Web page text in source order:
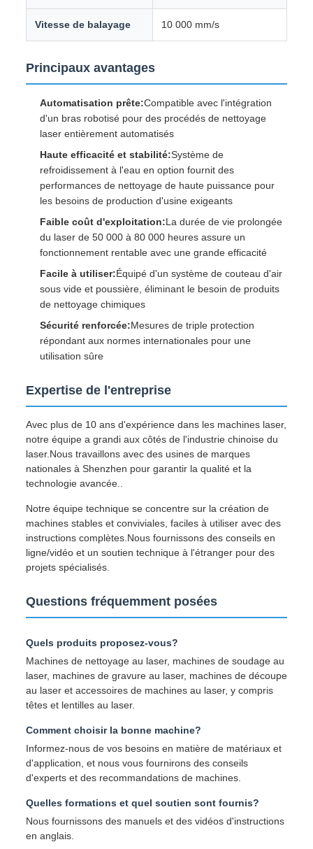
Vitesse de balayage 10 000 mm/s
Principaux avantages
Automatisation prête:Compatible avec l'intégration
d'un bras robotisé pour des procédés de nettoyage
laser entièrement automatisés
Haute efficacité et stabilité:Système de
refroidissement à l'eau en option fournit des
performances de nettoyage de haute puissance pour
les besoins de production d'usine exigeants
Faible coût d'exploitation:La durée de vie prolongée
du laser de 50 000 à 80 000 heures assure un
fonctionnement rentable avec une grande efficacité
Facile à utiliser:Équipé d'un système de couteau d'air
sous vide et poussière, éliminant le besoin de produits
de nettoyage chimiques
Sécurité renforcée:Mesures de triple protection
répondant aux normes internationales pour une
utilisation sûre
Expertise de l'entreprise
Avec plus de 10 ans d'expérience dans les machines laser,
notre équipe a grandi aux côtés de l'industrie chinoise du
laser.Nous travaillons avec des usines de marques
nationales à Shenzhen pour garantir la qualité et la
technologie avancée..
Notre équipe technique se concentre sur la création de
machines stables et conviviales, faciles à utiliser avec des
instructions complètes.Nous fournissons des conseils en
ligne/vidéo et un soutien technique à l'étranger pour des
projets spécialisés.
Questions fréquemment posées
Quels produits proposez-vous?
Machines de nettoyage au laser, machines de soudage au
laser, machines de gravure au laser, machines de découpe
au laser et accessoires de machines au laser, y compris
têtes et lentilles au laser.
Comment choisir la bonne machine?
Informez-nous de vos besoins en matière de matériaux et
d'application, et nous vous fournirons des conseils
d'experts et des recommandations de machines.
Quelles formations et quel soutien sont fournis?
Nous fournissons des manuels et des vidéos d'instructions
en anglais.